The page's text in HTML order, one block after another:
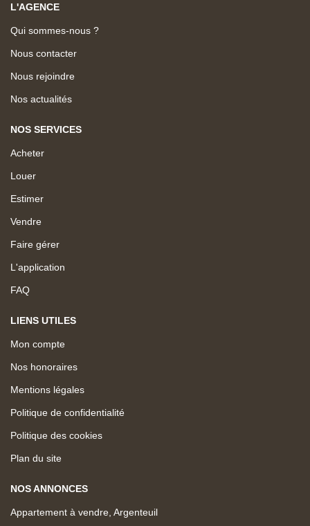
L'AGENCE
Qui sommes-nous ?
Nous contacter
Nous rejoindre
Nos actualités
NOS SERVICES
Acheter
Louer
Estimer
Vendre
Faire gérer
L'application
FAQ
LIENS UTILES
Mon compte
Nos honoraires
Mentions légales
Politique de confidentialité
Politique des cookies
Plan du site
NOS ANNONCES
Appartement à vendre, Argenteuil